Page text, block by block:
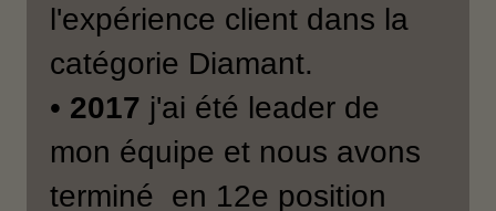
l'expérience client dans la
catégorie Diamant.
• 2017 j'ai été leader de
mon équipe et nous avons
terminé en 12e position